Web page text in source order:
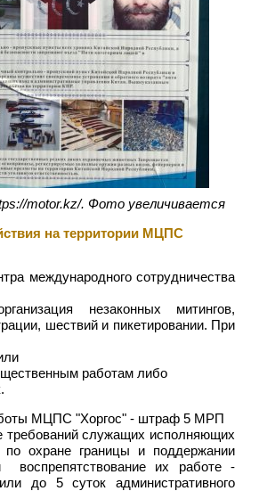
motor.kz/. Фото увеличивается
на территории МЦПС
международного сотрудничества
незаконных митингов,
шествий и пикетировании. При
работам либо
МЦПС "Хоргос" - штраф 5 МРП
требований служащих исполняющих
по охране границы и поддержании
воспрепятствование их работе -
до 5 суток административного